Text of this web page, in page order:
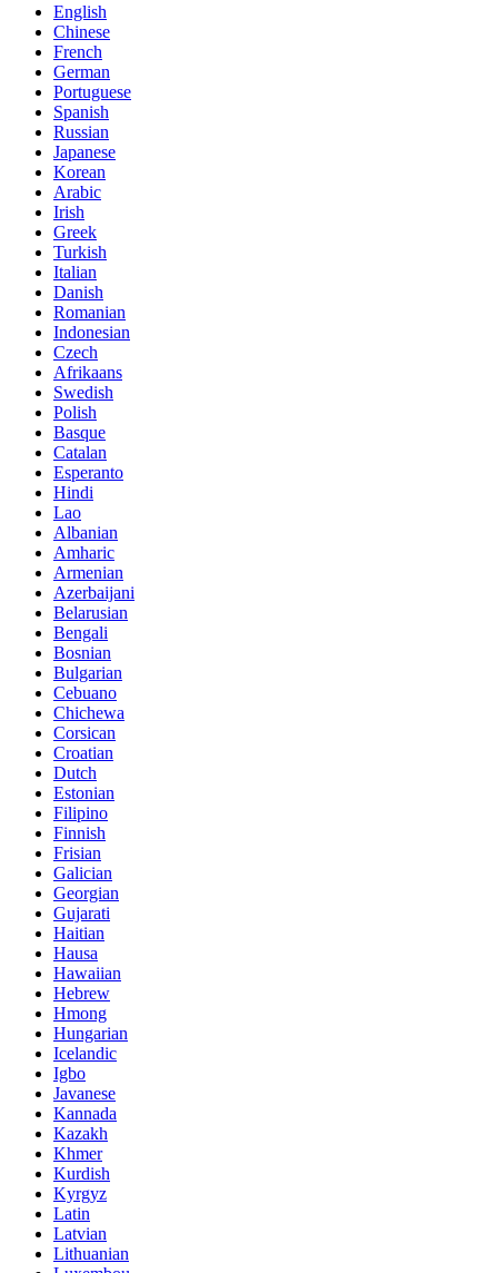
English
Chinese
French
German
Portuguese
Spanish
Russian
Japanese
Korean
Arabic
Irish
Greek
Turkish
Italian
Danish
Romanian
Indonesian
Czech
Afrikaans
Swedish
Polish
Basque
Catalan
Esperanto
Hindi
Lao
Albanian
Amharic
Armenian
Azerbaijani
Belarusian
Bengali
Bosnian
Bulgarian
Cebuano
Chichewa
Corsican
Croatian
Dutch
Estonian
Filipino
Finnish
Frisian
Galician
Georgian
Gujarati
Haitian
Hausa
Hawaiian
Hebrew
Hmong
Hungarian
Icelandic
Igbo
Javanese
Kannada
Kazakh
Khmer
Kurdish
Kyrgyz
Latin
Latvian
Lithuanian